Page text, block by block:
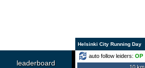
Helsinki City Running Day
leaderboard
auto follow leiders: OP